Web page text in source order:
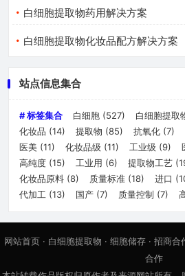
白细胞提取物药用解决方案
白细胞提取物化妆品配方解决方案
站点信息集合
# 标签集合 白细胞 (527) 白细胞提取
化妆品 (14) 提取物 (85) 抗氧化 (7)
医美 (11) 化妆品级 (11) 工业级 (9)
高纯度 (15) 工业用 (6) 提取物工艺
化妆品原料 (8) 质量标准 (18) 进口
代加工 (13) 国产 (7) 质量控制 (7)
网站首页 · 白细胞提取物 · 细胞储存 · 招商合
合作